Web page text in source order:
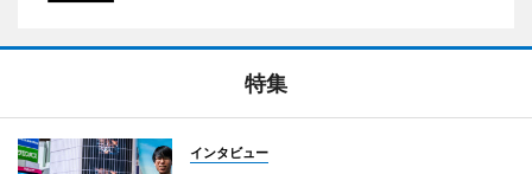
特集
インタビュー